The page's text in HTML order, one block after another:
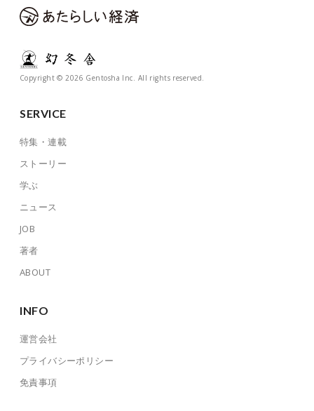
Copyright © 2026 Gentosha Inc. All rights reserved.
SERVICE
特集・連載
ストーリー
学ぶ
ニュース
JOB
著者
ABOUT
INFO
運営会社
プライバシーポリシー
免責事項